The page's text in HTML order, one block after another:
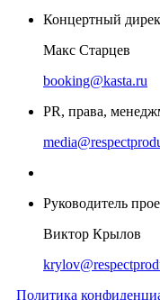
Концертный
Макс Старцев
booking@kasta.ru
PR, права,
Руководитель
Виктор Крылов
Политика